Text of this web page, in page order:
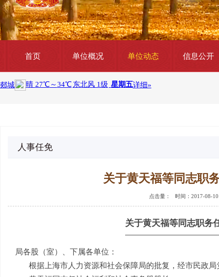
首页 单位概况 单位动态 信息公开
人事任免
关于黄天福等同志职
点击量： 时间：2017-08-
关于黄天福等同志职务
局各股（室）、下属各单位：
根据上海市人力资源和社会保障局的批复，经市民政